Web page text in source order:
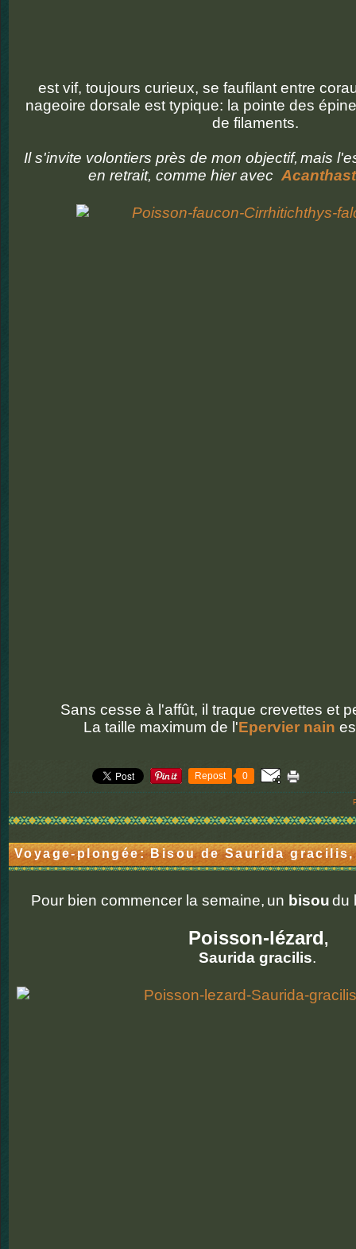
est vif, toujours curieux, se faufilant entre
nageoire dorsale est typique: la pointe des
de filaments.
Il s'invite volontiers près de mon objectif, mais
en retrait, comme hier avec
Sans cesse à l'affût, il traque crevettes et
La taille maximum de l'Epervier nain
Repost 0
Voyage-plongée: Bisou de Saurida
Pour bien commencer la semaine, un bisoudu
Poisson-lézard,
Saurida gracilis.